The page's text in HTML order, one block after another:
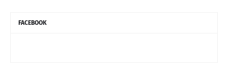
FACEBOOK